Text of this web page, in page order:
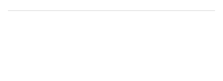
честит и благословен Иванден на сите кои го